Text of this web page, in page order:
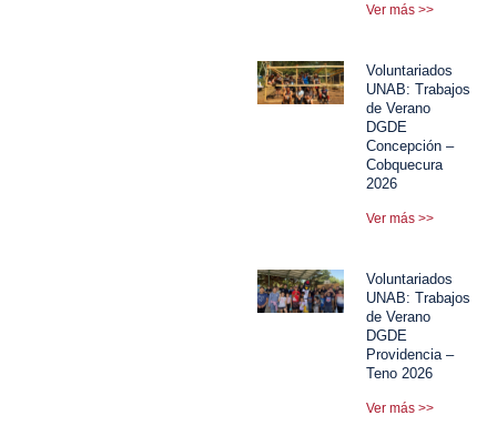
Ver más >>
Voluntariados
UNAB: Trabajos
de Verano
DGDE
Concepción –
Cobquecura
2026
Ver más >>
Voluntariados
UNAB: Trabajos
de Verano
DGDE
Providencia –
Teno 2026
Ver más >>